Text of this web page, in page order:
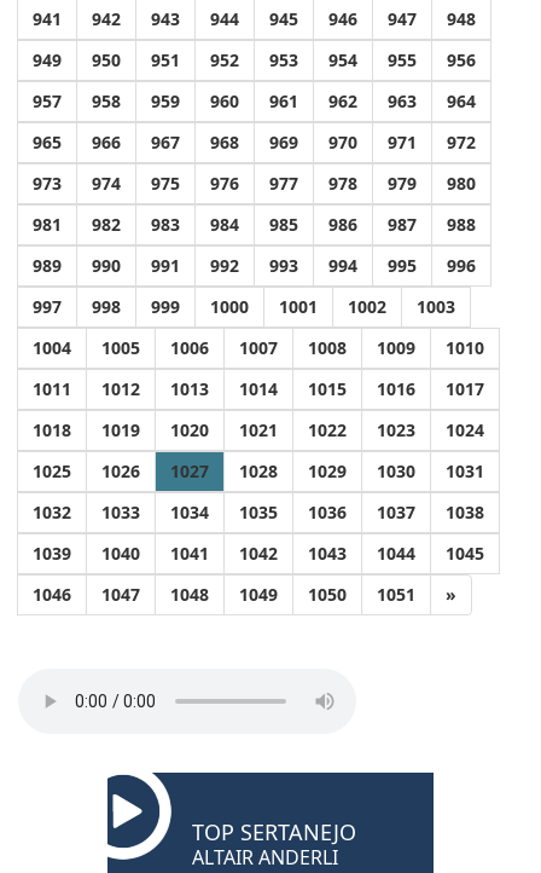
941 942 943 944 945 946 947
948
949
950 951 952 953 954 955
956
957
958 959 960 961 962 963
964
965
966 967 968 969 970 971
972
973
974 975 976 977 978 979
980
981
982 983 984 985 986 987
988
989
990 991 992 993 994 995
996
997
998 999 1000 1001 1002
1003
1004
1005 1006 1007 1008 1009
1010
1011
1012 1013 1014 1015 1016
1017
1018
1019 1020 1021 1022 1023
1024
1025
1026 1027 1028 1029 1030
1031
1032
1033 1034 1035 1036 1037
1038
1039
1040 1041 1042 1043 1044
1045
1046
1047 1048 1049 1050 1051 »
TOP SERTANEJO
ALTAIR ANDERLI